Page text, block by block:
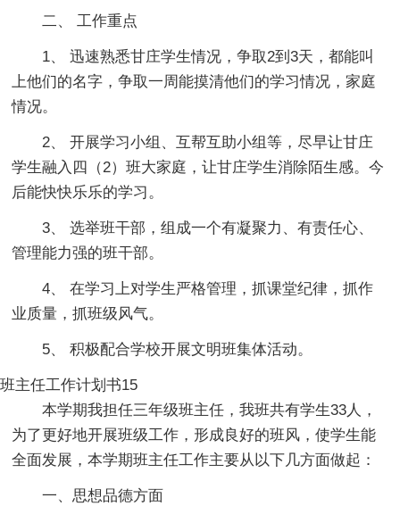
二、 工作重点
1、 迅速熟悉甘庄学生情况，争取2到3天，都能叫
上他们的名字，争取一周能摸清他们的学习情况，家庭
情况。
2、 开展学习小组、互帮互助小组等，尽早让甘庄
学生融入四（2）班大家庭，让甘庄学生消除陌生感。今
后能快快乐乐的学习。
3、 选举班干部，组成一个有凝聚力、有责任心、
管理能力强的班干部。
4、 在学习上对学生严格管理，抓课堂纪律，抓作
业质量，抓班级风气。
5、 积极配合学校开展文明班集体活动。
班主任工作计划书15
本学期我担任三年级班主任，我班共有学生33人，
为了更好地开展班级工作，形成良好的班风，使学生能
全面发展，本学期班主任工作主要从以下几方面做起：
一、思想品德方面